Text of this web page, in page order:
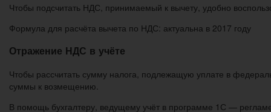
Чтобы подсчитать НДС, принимаемый к вычету, удобно
Формула для расчёта вычета по НДС: актуальна в 2017 году
Отражение НДС в учёте
Чтобы рассчитать сумму налога, подлежащую уплате в
суммы к возмещению.
В помощь бухгалтеру, ведущему учёт в программе 1С —